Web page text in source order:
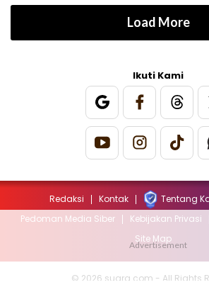
Load More
Ikuti Kami
Redaksi Kontak Tentang
Pedoman Media Siber
Kebijakan Privasi
Site Map
© 2026 suara.com - All Rights